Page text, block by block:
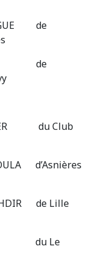
de
de
du Club
d’Asnières
de Lille
du Le